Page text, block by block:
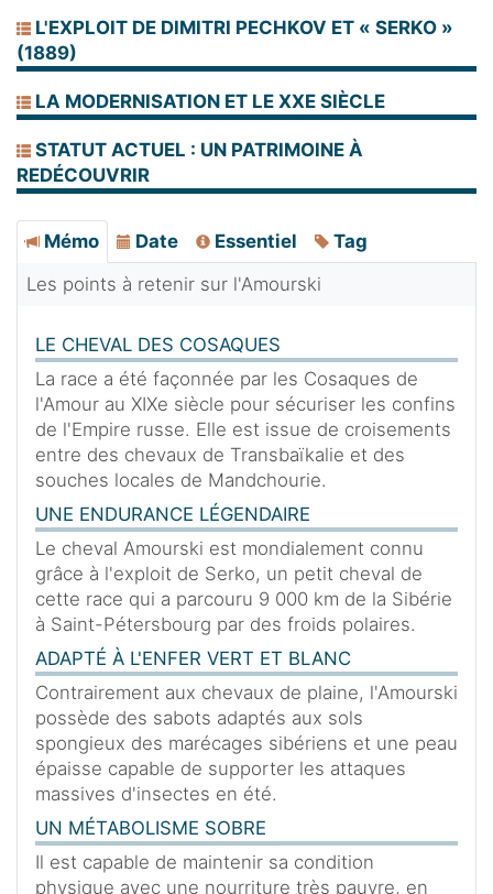
L'EXPLOIT DE DIMITRI PECHKOV ET « SERKO »
(1889)
LA MODERNISATION ET LE XXE SIÈCLE
STATUT ACTUEL : UN PATRIMOINE À
REDÉCOUVRIR
Mémo Date Essentiel
Tag
Les points à retenir sur l'Amourski
LE CHEVAL DES COSAQUES
La race a été façonnée par les Cosaques de
l'Amour au XIXe siècle pour sécuriser les confins
de l'Empire russe. Elle est issue de croisements
entre des chevaux de Transbaïkalie et des
souches locales de Mandchourie.
UNE ENDURANCE LÉGENDAIRE
Le cheval Amourski est mondialement connu
grâce à l'exploit de Serko, un petit cheval de
cette race qui a parcouru 9 000 km de la Sibérie
à Saint-Pétersbourg par des froids polaires.
ADAPTÉ À L'ENFER VERT ET BLANC
Contrairement aux chevaux de plaine, l'Amourski
possède des sabots adaptés aux sols
spongieux des marécages sibériens et une peau
épaisse capable de supporter les attaques
massives d'insectes en été.
UN MÉTABOLISME SOBRE
Il est capable de maintenir sa condition
physique avec une nourriture très pauvre, en